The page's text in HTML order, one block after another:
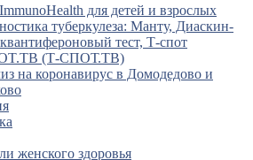
для детей и взрослых
туберкулеза: Манту, Диаскин-
квантифероновый тест, Т-спот
(Т-СПОТ.ТВ)
на коронавирус в Домодедово и
женского здоровья